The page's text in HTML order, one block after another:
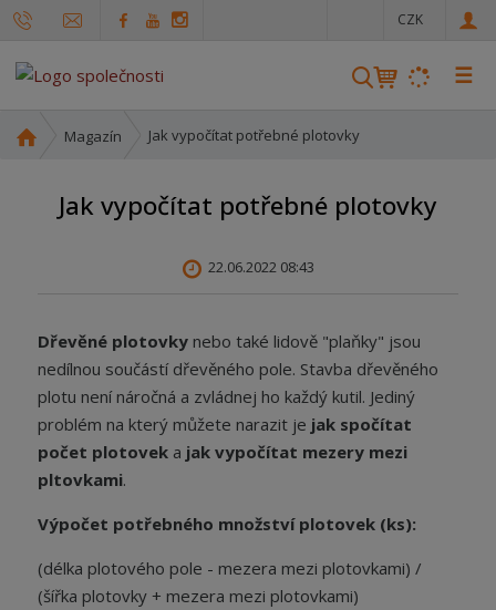
CZK
V
d
☰
v
a
n
a
Magazín Jak vypočítat potřebné plotovky
Jak vypočítat potřebné plotovky
22.06.2022 08:43
Dřevěné plotovky nebo také lidově "plaňky" jsou
nedílnou součástí dřevěného pole. Stavba dřevěného
plotu není náročná a zvládnej ho každý kutil. Jediný
problém na který můžete narazit je jak spočítat
počet plotovek a jak vypočítat mezery mezi
pltovkami.
Výpočet potřebného množství plotovek (ks):
(délka plotového pole - mezera mezi plotovkami) /
(šířka plotovky + mezera mezi plotovkami)